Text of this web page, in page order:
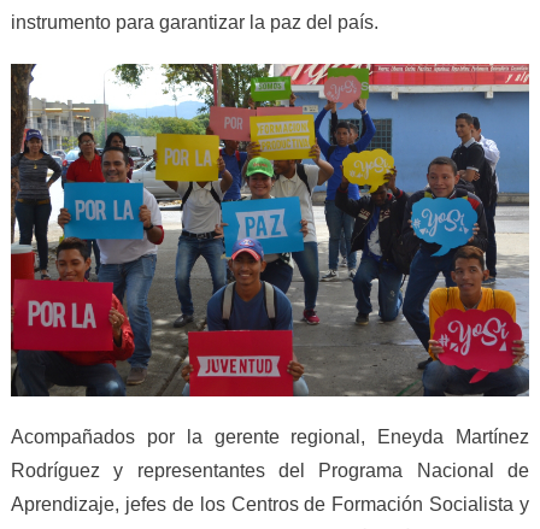
instrumento para garantizar la paz del país.
Acompañados por la gerente regional, Eneyda Martínez
Rodríguez y representantes del Programa Nacional de
Aprendizaje, jefes de los Centros de Formación Socialista y